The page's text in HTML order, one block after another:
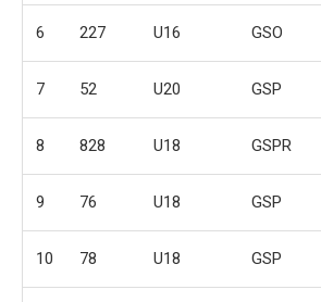
6 227 U16 GSO
7 52 U20 GSP
8 828 U18 GSPR
9 76 U18 GSP
10 78 U18 GSP